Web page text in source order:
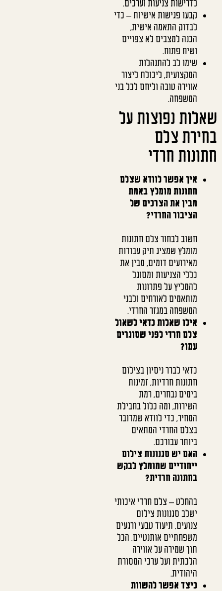
לדרישות צניעות וערכים.
קבעו פגישות אישיות – כדי
לבדוק התאמה אישית,
הכנה למצבים לא צפויים
ושיח פתוח.
שימו לב להתנהלות
המקצועית, ליכולת ליצור
אווירה טובה וליחס לכל בני
המשפחה.
שאלות נפוצות על
בחירת צלם
חתונות חרדי
איך אפשר לוודא שצלם
חתונות מומלץ באמת
מבין את הצרכים של
הציבור החרדי?
חשוב לבחור צלם חתונות
מומלץ שמציג תיק עבודות
מאירועים דומים, מבין את
כללי הצניעות ומסוגל
להמליץ על פתרונות
מותאמים לאורחים ולבני
המשפחה במגזר החרדי.
אילו שאלות כדאי לשאול
צלם חרדי לפני שסוגרים
עמו?
כדאי לברר ניסיון בצילום
חתונות חרדיות, זמינות
בימים נבחרים, רמת
השירות, ומה כלול בחבילת
המחיר, כדי לוודא שמדובר
בצלם החרדי המתאים
ביותר עבורכם.
האם יש סגנונות צילום
ייחודיים שמומלץ לבקש
בחתונה חרדית?
בהחלט – צלם חרדי איכותי
ישלב סגנונות צילום
צנועים, תיעוד טבעי ורגעים
משפחתיים אותנטיים, הכל
תוך שמירה על אווירה
הלכתית ועל ערכי המסורת
היהודית.
כיצד אפשר להשוות